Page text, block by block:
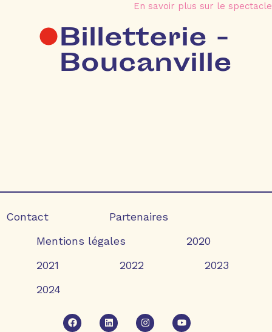
En savoir plus sur le spectacle
Billetterie -
Boucanville
Contact
Partenaires
Mentions légales
2020
2021
2022
2023
2024